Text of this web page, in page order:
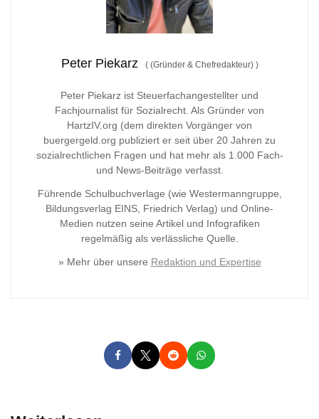
Peter Piekarz ((Gründer & Chefredakteur) )
Peter Piekarz ist Steuerfachangestellter und
Fachjournalist für Sozialrecht. Als Gründer von
HartzIV.org (dem direkten Vorgänger von
buergergeld.org publiziert er seit über 20 Jahren zu
sozialrechtlichen Fragen und hat mehr als 1.000 Fach-
und News-Beiträge verfasst.
Führende Schulbuchverlage (wie Westermanngruppe,
Bildungsverlag EINS, Friedrich Verlag) und Online-
Medien nutzen seine Artikel und Infografiken
regelmäßig als verlässliche Quelle.
» Mehr über unsere Redaktion und Expertise